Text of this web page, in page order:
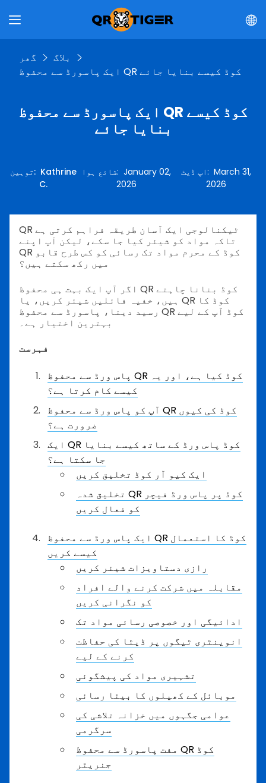
گھر
بلاگ
ایک پاسورڈ سے محفوظ QR کوڈ کیسے بنایا جائے
ایک پاسورڈ سے محفوظ QR کوڈ کیسے
بنایا جائے
توہین: Kathrine
C.
شائع ہوا:January 02,
2026
اپ ڈیٹ: March 31,
2026
QR ٹیکنالوجی ایک آسان طریقہ فراہم کرتی ہے
تاکہ مواد کو شیئر کیا جا سکے، لیکن آپ اپنے
QR کوڈ کے محرم مواد تک رسائی کو کس طرح قابو
میں رکھ سکتے ہیں؟
اگر آپ ایک بہت ہی محفوظ QR کوڈ بنانا چاہتے
ہیں، خفیہ فائلیں شیئر کریں، یا QR کوڈ کا
رسید دینا، پاسورڈ سے محفوظ QR کوڈ آپ کے لیے
بہترین اختیار ہے۔
فہرست
پاس ورڈ سے محفوظ QR کوڈ کیا ہے، اور یہ
کیسے کام کرتا ہے؟
آپ کو پاس ورڈ سے محفوظ QR کوڈ کی کیوں
ضرورت ہے؟
ایک QR کوڈ پاس ورڈ کے ساتھ کیسے بنایا
جا سکتا ہے؟
ایک کیو آر کوڈ تخلیق کریں
تخلیق شدہ QR کوڈ پر پاس ورڈ فیچر
کو فعال کریں
ایک پاس ورڈ سے محفوظ QR کوڈ کا استعمال
کیسے کریں
رازی دستاویزات شیئر کریں
مقابلہ میں شرکت کرنے والے افراد
کو نگرانی کریں
ادائیگی اور خصوصی رسائی مواد تک
انوینٹری ٹیگوں پر ڈیٹا کی حفاظت
کرنے کے لیے
تشہیری مواد کی پیشگوئی
موبائل کے کھیلوں کا بیٹا رسائی
عوامی جگہوں میں خزانہ تلاشی کی
سرگرمی
مفت پاسورڈ سے محفوظ QR کوڈ
جنریٹر